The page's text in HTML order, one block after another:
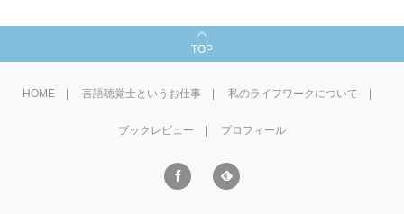
TOP
HOME 言語聴覚士というお仕事 私のライフワークについて
ブックレビュー プロフィール